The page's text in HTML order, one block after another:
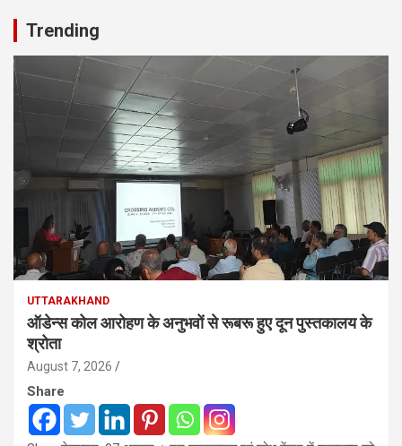
Trending
UTTARAKHAND
ऑडेन्स कोल आरोहण के अनुभवों से रूबरू हुए दून पुस्तकालय के
श्रोता
August 7, 2026
Share